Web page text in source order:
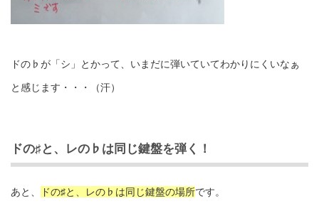
ドの♭が「シ」とかって、いまだに弾いていてわかりにくいなぁ
と感じます・・・（汗）
ドの♯と、レの♭は同じ鍵盤を弾く！
あと、 ドの♯と、レの♭は同じ鍵盤の場所です。